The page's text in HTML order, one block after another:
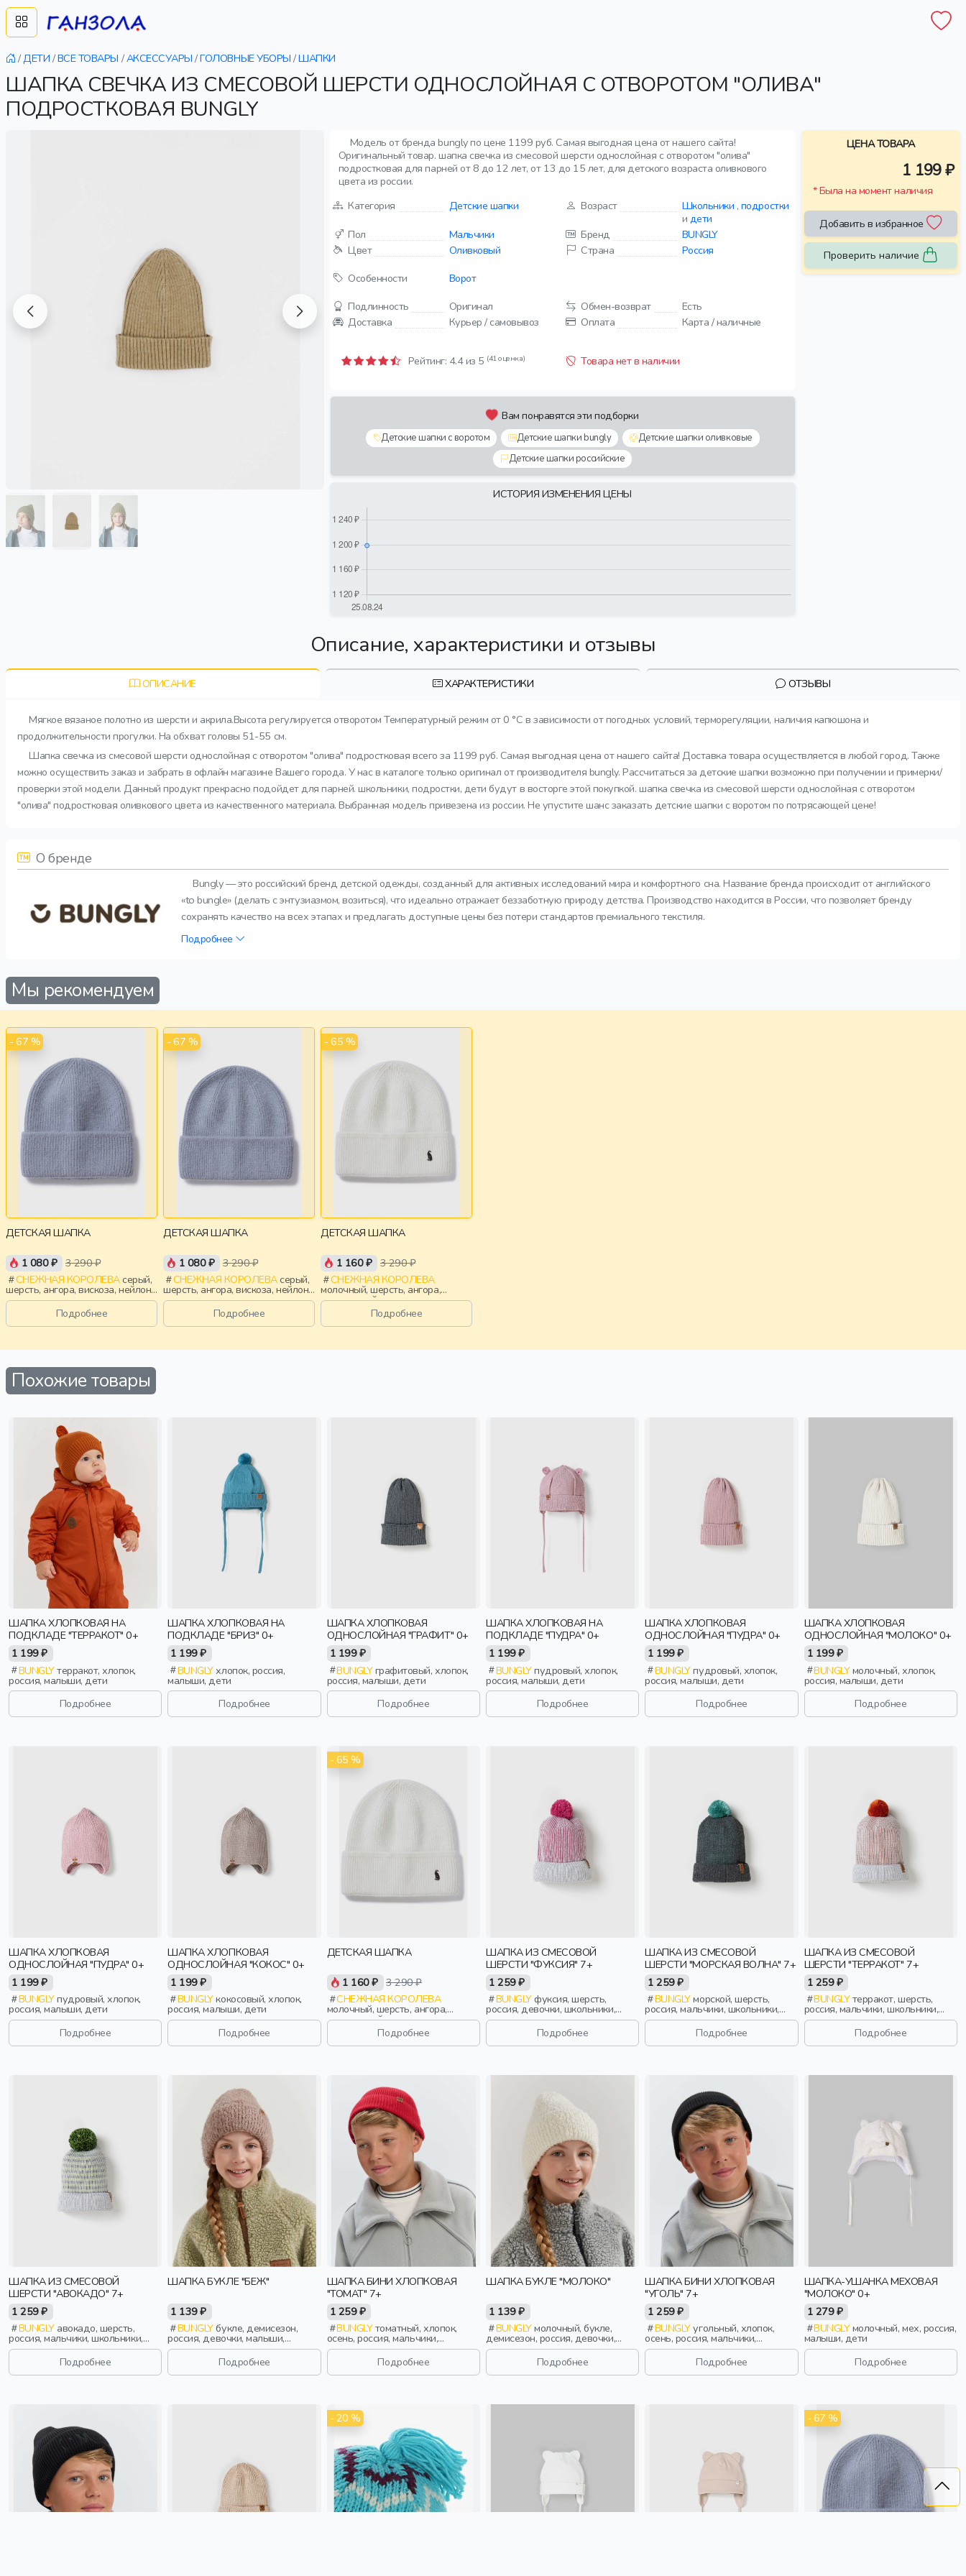
/ДЕТИ /ВСЕ ТОВАРЫ /АКСЕССУАРЫ /ГОЛОВНЫЕ УБОРЫ /ШАПКИ
ШАПКА СВЕЧКА ИЗ СМЕСОВОЙ ШЕРСТИ ОДНОСЛОЙНАЯ С ОТВОРОТОМ "ОЛИВА"
ПОДРОСТКОВАЯ BUNGLY
Модель от бренда bungly по цене 1199 руб. Самая выгодная цена от нашего сайта!
Оригинальный товар. шапка свечка из смесовой шерсти однослойная с отворотом "олива"
подростковая для парней от 8 до 12 лет, от 13 до 15 лет, для детского возраста оливкового
цвета из россии.
Категория
Детские шапки Возраст Школьники , подростки
и дети
Пол
Мальчики Бренд
BUNGLY
Цвет
Оливковый Страна
Россия
Особенности
Ворот
Подлинность
Оригинал Обмен-возврат
Есть
Доставка
Курьер / самовывоз Оплата Карта / наличные
Рейтинг: 4.4из 5 (41 оценка) Товара нет в наличии
Вам понравятся эти подборки
Детские шапки с воротом Детские шапки bungly
Детские шапки оливковые
Детские шапки российские
ИСТОРИЯ ИЗМЕНЕНИЯ ЦЕНЫ
ЦЕНА ТОВАРА
1 199 ₽
* Была на момент наличия
Добавить в избранное
Проверить наличие
Описание, характеристики и отзывы
ОПИСАНИЕ ХАРАКТЕРИСТИКИ ОТЗЫВЫ
Мягкое вязаное полотно из шерсти и акрила.Высота регулируется отворотом Температурный режим от 0 °C в зависимости от погодных условий, терморегуляции, наличия капюшона и
продолжительности прогулки. На обхват головы 51-55 см.
Шапка свечка из смесовой шерсти однослойная с отворотом "олива" подростковая всего за 1199 руб. Самая выгодная цена от нашего сайта! Доставка товара осуществляется в любой город. Также
можно осуществить заказ и забрать в офлайн магазине Вашего города. У нас в каталоге только оригинал от производителя bungly. Рассчитаться за детские шапки возможно при получении и примерки/
проверки этой модели. Данный продукт прекрасно подойдет для парней. школьники, подростки, дети будут в восторге этой покупкой. шапка свечка из смесовой шерсти однослойная с отворотом
"олива" подростковая оливкового цвета из качественного материала. Выбранная модель привезена из россии. Не упустите шанс заказать детские шапки с воротом по потрясающей цене!
О бренде
Bungly — это российский бренд детской одежды, созданный для активных исследований мира и комфортного сна. Название бренда происходит от английского
«to bungle» (делать с энтузиазмом, возиться), что идеально отражает беззаботную природу детства. Производство находится в России, что позволяет бренду
сохранять качество на всех этапах и предлагать доступные цены без потери стандартов премиального текстиля.
Подробнее
Мы рекомендуем
- 67 %
ДЕТСКАЯ ШАПКА
1 080 ₽ 3 290 ₽
СНЕЖНАЯ КОРОЛЕВАсерый,
шерсть, ангора, вискоза, нейлон,
зима, осень, россия, девочки,
Подробнее
- 67 %
ДЕТСКАЯ ШАПКА
1 080 ₽ 3 290 ₽
СНЕЖНАЯ КОРОЛЕВАсерый,
шерсть, ангора, вискоза, нейлон,
зима, осень, россия, мальчики,
Подробнее
- 65 %
ДЕТСКАЯ ШАПКА
1 160 ₽ 3 290 ₽
СНЕЖНАЯ КОРОЛЕВА
молочный, шерсть, ангора,
вискоза, нейлон, зима, осень,
россия, логотип, девочки, дети
Подробнее
Похожие товары
ШАПКА ХЛОПКОВАЯ НА
ПОДКЛАДЕ "ТЕРРАКОТ" 0+
1 199 ₽
BUNGLYтерракот, хлопок,
россия, малыши, дети
Подробнее
ШАПКА ХЛОПКОВАЯ НА
ПОДКЛАДЕ "БРИЗ" 0+
1 199 ₽
BUNGLYхлопок, россия,
малыши, дети
Подробнее
ШАПКА ХЛОПКОВАЯ
ОДНОСЛОЙНАЯ "ГРАФИТ" 0+
1 199 ₽
BUNGLYграфитовый, хлопок,
россия, малыши, дети
Подробнее
ШАПКА ХЛОПКОВАЯ НА
ПОДКЛАДЕ "ПУДРА" 0+
1 199 ₽
BUNGLYпудровый, хлопок,
россия, малыши, дети
Подробнее
ШАПКА ХЛОПКОВАЯ
ОДНОСЛОЙНАЯ "ПУДРА" 0+
1 199 ₽
BUNGLYпудровый, хлопок,
россия, малыши, дети
Подробнее
ШАПКА ХЛОПКОВАЯ
ОДНОСЛОЙНАЯ "МОЛОКО" 0+
1 199 ₽
BUNGLYмолочный, хлопок,
россия, малыши, дети
Подробнее
ШАПКА ХЛОПКОВАЯ
ОДНОСЛОЙНАЯ "ПУДРА" 0+
1 199 ₽
BUNGLYпудровый, хлопок,
россия, малыши, дети
Подробнее
ШАПКА ХЛОПКОВАЯ
ОДНОСЛОЙНАЯ "КОКОС" 0+
1 199 ₽
BUNGLYкокосовый, хлопок,
россия, малыши, дети
Подробнее
- 65 %
ДЕТСКАЯ ШАПКА
1 160 ₽ 3 290 ₽
СНЕЖНАЯ КОРОЛЕВА
молочный, шерсть, ангора,
вискоза, нейлон, зима, осень,
россия, логотип, девочки, дети
Подробнее
ШАПКА ИЗ СМЕСОВОЙ
ШЕРСТИ "ФУКСИЯ" 7+
1 259 ₽
BUNGLYфуксия, шерсть,
россия, девочки, школьники,
подростки, дети
Подробнее
ШАПКА ИЗ СМЕСОВОЙ
ШЕРСТИ "МОРСКАЯ ВОЛНА" 7+
1 259 ₽
BUNGLYморской, шерсть,
россия, мальчики, школьники,
подростки, дети
Подробнее
ШАПКА ИЗ СМЕСОВОЙ
ШЕРСТИ "ТЕРРАКОТ" 7+
1 259 ₽
BUNGLYтерракот, шерсть,
россия, мальчики, школьники,
подростки, дети
Подробнее
ШАПКА ИЗ СМЕСОВОЙ
ШЕРСТИ "АВОКАДО" 7+
1 259 ₽
BUNGLYавокадо, шерсть,
россия, мальчики, школьники,
подростки, дети
Подробнее
ШАПКА БУКЛЕ "БЕЖ"
1 139 ₽
BUNGLYбукле, демисезон,
россия, девочки, малыши,
дошкольники, дети
Подробнее
ШАПКА БИНИ ХЛОПКОВАЯ
"ТОМАТ" 7+
1 259 ₽
BUNGLYтоматный, хлопок,
осень, россия, мальчики,
школьники, подростки, дети
Подробнее
ШАПКА БУКЛЕ "МОЛОКО"
1 139 ₽
BUNGLYмолочный, букле,
демисезон, россия, девочки,
малыши, дошкольники, дети
Подробнее
ШАПКА БИНИ ХЛОПКОВАЯ
"УГОЛЬ" 7+
1 259 ₽
BUNGLYугольный, хлопок,
осень, россия, мальчики,
школьники, подростки, дети
Подробнее
ШАПКА-УШАНКА МЕХОВАЯ
"МОЛОКО" 0+
1 279 ₽
BUNGLYмолочный, мех, россия,
малыши, дети
Подробнее
- 20 % - 67 %